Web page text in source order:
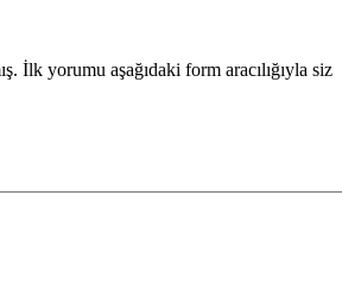
İlk yorumu aşağıdaki form aracılığıyla siz